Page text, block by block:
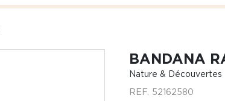
BANDANA
Nature & Découvertes
REF. 52162580